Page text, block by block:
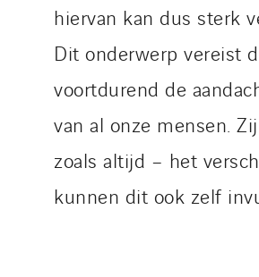
hiervan kan dus sterk
Dit onderwerp vereist
voortdurend de
van al onze mensen.
zoals altijd – het
kunnen dit ook zelf